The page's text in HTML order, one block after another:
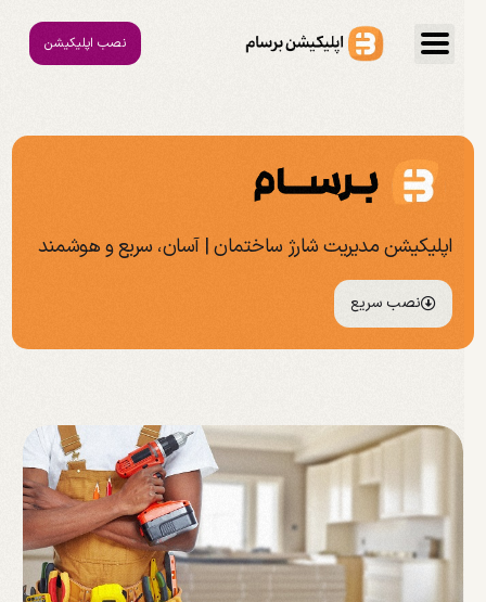
نصب اپلیکیشن
اپلیکیشن مدیریت شارژ ساختمان | آسان، سریع و هوشمند
نصب سریع